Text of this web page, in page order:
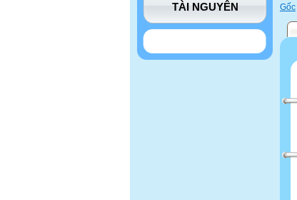
TÀI NGUYÊN Gốc